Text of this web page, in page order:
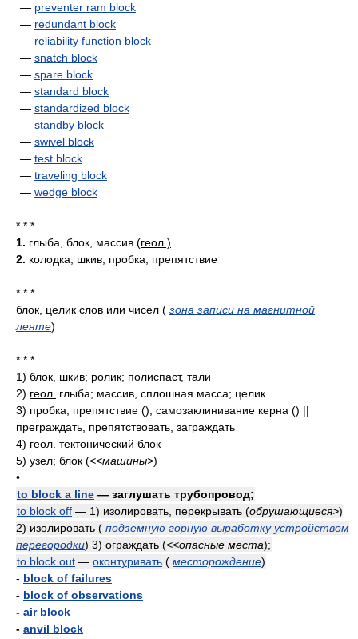
— preventer ram block
— redundant block
— reliability function block
— snatch block
— spare block
— standard block
— standardized block
— standby block
— swivel block
— test block
— traveling block
— wedge block
* * *
1. глыба, блок, массив (геол.)
2. колодка, шкив; пробка, препятствие
* * *
блок, целик слов или чисел ( зона записи на магнитной
ленте)
* * *
1) блок, шкив; ролик; полиспаст, тали
2) геол. глыба; массив, сплошная масса; целик
3) пробка; препятствие (); самозаклинивание керна () ||
преграждать, препятствовать, заграждать
4) геол. тектонический блок
5) узел; блок (<<машины>)
•
to block a line — заглушать трубопровод;
to block off — 1) изолировать, перекрывать (обрушающиеся>)
2) изолировать ( подземную горную выработку устройством
перегородки) 3) ограждать (<<опасные места);
to block out — оконтуривать ( месторождение)
- block of failures
- block of observations
- air block
- anvil block